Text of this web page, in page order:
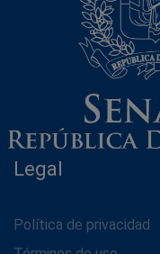
Legal
Política de privacidad